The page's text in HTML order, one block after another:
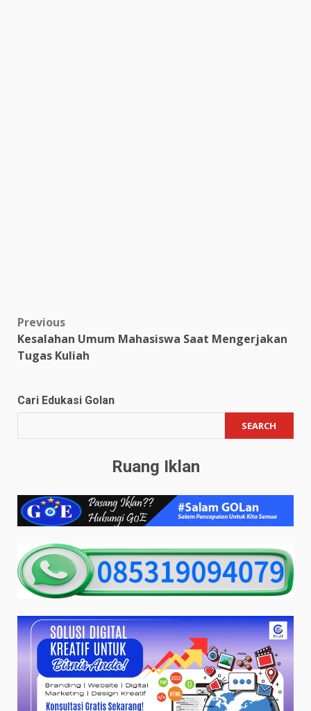
Post
navigation
Previous
Kesalahan Umum Mahasiswa Saat Mengerjakan
Tugas Kuliah
Cari Edukasi Golan
SEARCH
Ruang Iklan